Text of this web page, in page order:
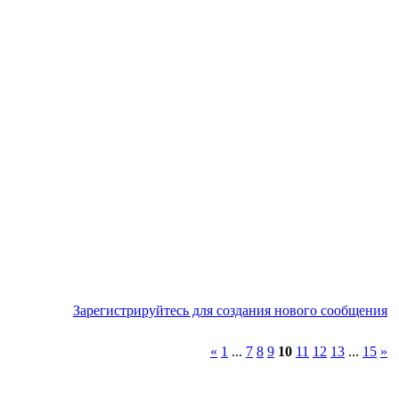
Зарегистрируйтесь для создания нового сообщения
« 1 ... 7 8 9 10 11 12 13 ... 15 »